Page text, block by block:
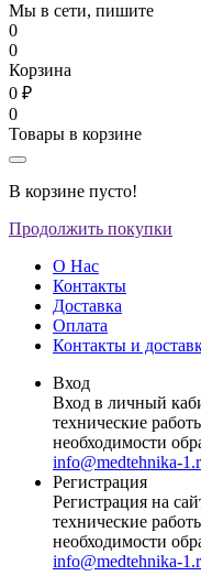
Мы в сети, пишите
0
0
Корзина
0 ₽
0
Товары в корзине
В корзине пусто!
Продолжить покупки
О Нас
Контакты
Доставка
Оплата
Контакты и
Вход
Вход в личный
технические
необходимости
info@medtehnika-
Регистрация
Регистрация на
технические
необходимости
info@medtehnika-